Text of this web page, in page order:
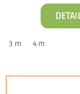
3 m 4 m